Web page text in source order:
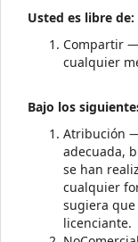
Usted es libre de:
Compartir
cualquier
Bajo los
Atribución
adecuada,
se han
cualquier
sugiera que
licenciante.